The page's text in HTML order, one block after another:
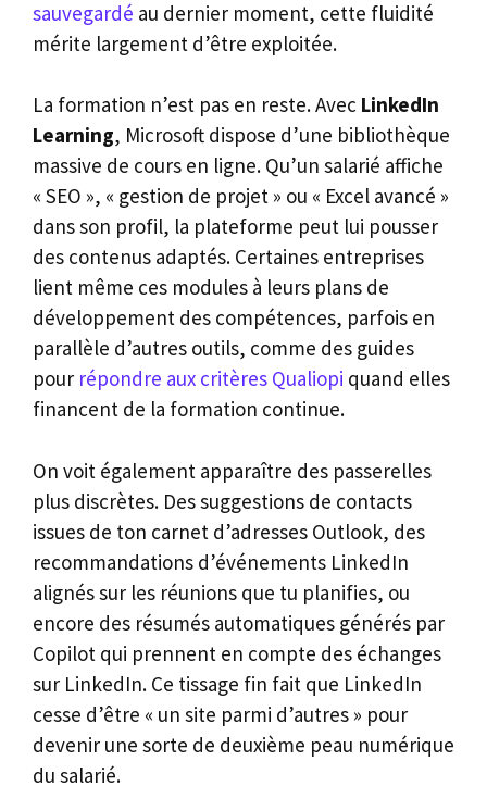
sauvegardé au dernier moment, cette fluidité
mérite largement d’être exploitée.
La formation n’est pas en reste. Avec LinkedIn
Learning, Microsoft dispose d’une bibliothèque
massive de cours en ligne. Qu’un salarié affiche
« SEO », « gestion de projet » ou « Excel avancé »
dans son profil, la plateforme peut lui pousser
des contenus adaptés. Certaines entreprises
lient même ces modules à leurs plans de
développement des compétences, parfois en
parallèle d’autres outils, comme des guides
pour répondre aux critères Qualiopi quand elles
financent de la formation continue.
On voit également apparaître des passerelles
plus discrètes. Des suggestions de contacts
issues de ton carnet d’adresses Outlook, des
recommandations d’événements LinkedIn
alignés sur les réunions que tu planifies, ou
encore des résumés automatiques générés par
Copilot qui prennent en compte des échanges
sur LinkedIn. Ce tissage fin fait que LinkedIn
cesse d’être « un site parmi d’autres » pour
devenir une sorte de deuxième peau numérique
du salarié.